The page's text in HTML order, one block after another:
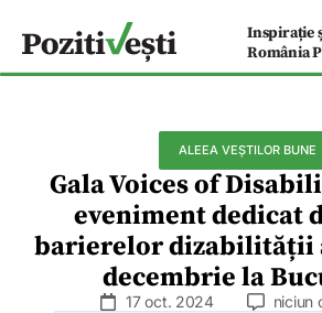
Inspirație
România
ALEEA VEȘTILOR BUNE
Gala Voices of
eveniment dedicat
barierelor dizabilității
decembrie la
17 oct. 2024 niciun